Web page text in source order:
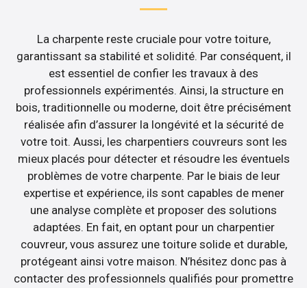
La charpente reste cruciale pour votre toiture,
garantissant sa stabilité et solidité. Par conséquent, il
est essentiel de confier les travaux à des
professionnels expérimentés. Ainsi, la structure en
bois, traditionnelle ou moderne, doit être précisément
réalisée afin d’assurer la longévité et la sécurité de
votre toit. Aussi, les charpentiers couvreurs sont les
mieux placés pour détecter et résoudre les éventuels
problèmes de votre charpente. Par le biais de leur
expertise et expérience, ils sont capables de mener
une analyse complète et proposer des solutions
adaptées. En fait, en optant pour un charpentier
couvreur, vous assurez une toiture solide et durable,
protégeant ainsi votre maison. N’hésitez donc pas à
contacter des professionnels qualifiés pour promettre